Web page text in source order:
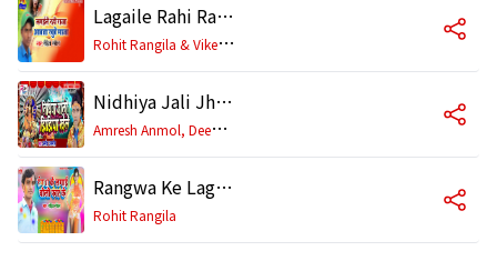
Lagaile Rahi Raja Aawta Khube Maza
R
ohit Rangila & Vikesh Bihari
Nidhiya Jali Jhijhiya Khele
A
mresh Anmol, Deepak Premi & Rohit Rangila
Rangwa Ke Lagai Choli Far Ke
Rohit Rangila